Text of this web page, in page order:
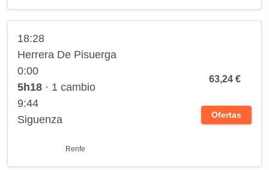
18:28
Herrera De Pisuerga
0:00
5h18 · 1 cambio
9:44
Siguenza
Renfe
63,24 €
Ofertas